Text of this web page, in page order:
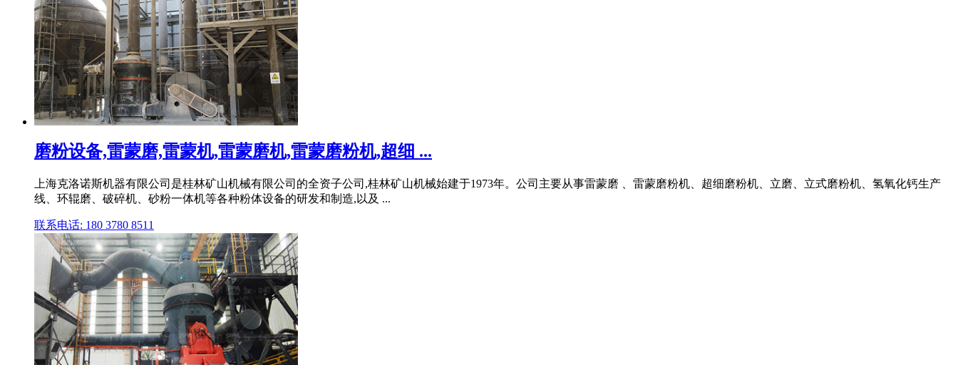
磨粉设备,雷蒙磨,雷蒙机,雷蒙磨机,雷蒙磨粉机,超细 ...
上海克洛诺斯机器有限公司是桂林矿山机械有限公司的全资子公司,桂林矿山机械始建于1973年。公司主要从事雷蒙磨 、雷蒙磨粉机、超细磨粉机、立磨、立式磨粉机、氢氧化钙生产
线、环辊磨、破碎机、砂粉一体机等各种粉体设备的研发和制造,以及 ...
联系电话: 180 3780 8511